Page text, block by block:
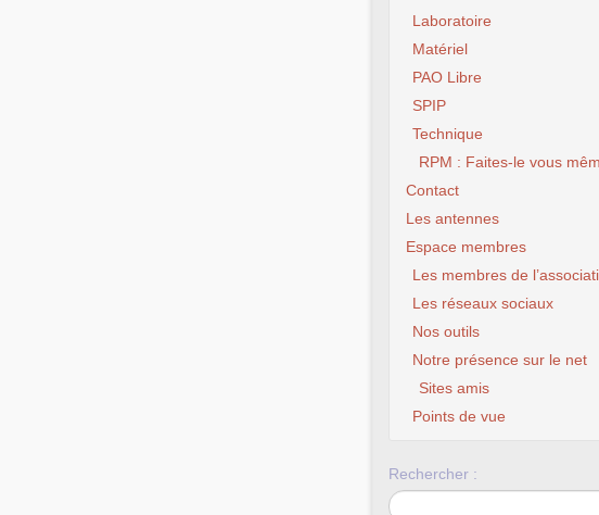
Laboratoire
Matériel
PAO Libre
SPIP
Technique
RPM : Faites-le vous
Contact
Les antennes
Espace membres
Les membres de
Les réseaux sociaux
Nos outils
Notre présence sur le net
Sites amis
Points de vue
Rechercher :